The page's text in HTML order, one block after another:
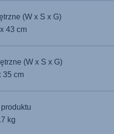
(W x S x G)
43 cm
(W x S x G)
35 cm
kg